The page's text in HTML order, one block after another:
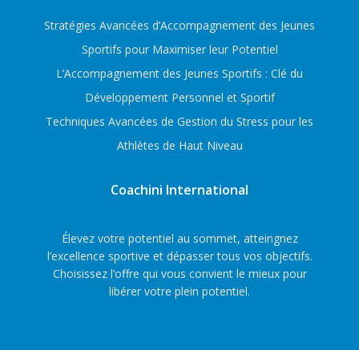
Stratégies Avancées d’Accompagnement des Jeunes
Sportifs pour Maximiser leur Potentiel
L’Accompagnement des Jeunes Sportifs : Clé du
Développement Personnel et Sportif
Techniques Avancées de Gestion du Stress pour les
Athlètes de Haut Niveau
Coachini International
Élevez votre potentiel au sommet, atteingnez
l’excellence sportive et dépasser tous vos objectifs.
Choisissez l’offre qui vous convient le mieux pour
libérer votre plein potentiel.